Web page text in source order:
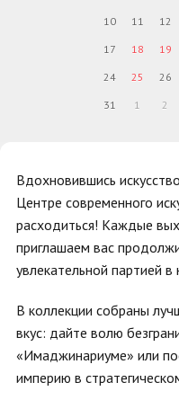
Вдохновившись
Центре современного
расходиться! Каждые
приглашаем вас
увлекательной партией в
В коллекции собраны
вкус: дайте волю
«Имаджинариуме» или
империю в
10 11 12
17 18 19
24 25 26
31 1 2